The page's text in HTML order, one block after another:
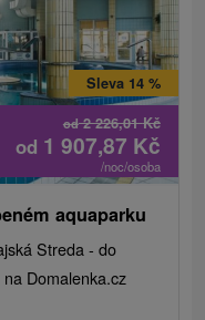
od2 226,01Kč
Sleva 14 %
od 1 907,87 Kč
/noc/osoba
aquaparku
Streda - do
Domalenka.cz